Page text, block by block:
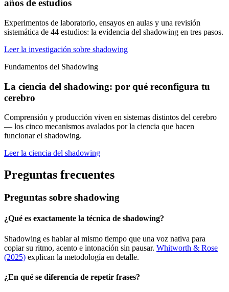
años de estudios
Experimentos de laboratorio, ensayos en aulas y una revisión
sistemática de 44 estudios: la evidencia del shadowing en tres pasos.
Leer la investigación sobre shadowing
Fundamentos del Shadowing
La ciencia del shadowing: por qué reconfigura tu
cerebro
Comprensión y producción viven en sistemas distintos del cerebro
— los cinco mecanismos avalados por la ciencia que hacen
funcionar el shadowing.
Leer la ciencia del shadowing
Preguntas frecuentes
Preguntas sobre shadowing
¿Qué es exactamente la técnica de shadowing?
Shadowing es hablar al mismo tiempo que una voz nativa para
copiar su ritmo, acento e intonación sin pausar. Whitworth & Rose
(2025) explican la metodología en detalle.
¿En qué se diferencia de repetir frases?